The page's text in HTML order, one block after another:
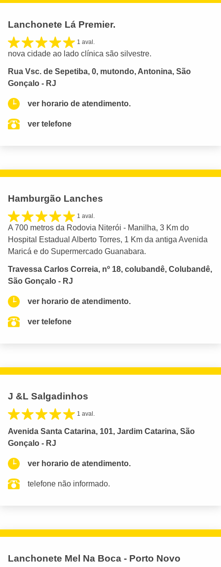
Lanchonete Lá Premier.
1 aval.
nova cidade ao lado clínica são silvestre.
Rua Vsc. de Sepetiba, 0, mutondo, Antonina, São
Gonçalo - RJ
ver horario de atendimento.
ver telefone
Hamburgão Lanches
1 aval.
A 700 metros da Rodovia Niterói - Manilha, 3 Km do
Hospital Estadual Alberto Torres, 1 Km da antiga Avenida
Maricá e do Supermercado Guanabara.
Travessa Carlos Correia, nº 18, colubandê, Colubandê,
São Gonçalo - RJ
ver horario de atendimento.
ver telefone
J &L Salgadinhos
1 aval.
Avenida Santa Catarina, 101, Jardim Catarina, São
Gonçalo - RJ
ver horario de atendimento.
telefone não informado.
Lanchonete Mel Na Boca - Porto Novo